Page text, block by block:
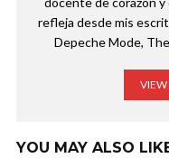
refleja desde mis
Depeche Mode,
VIEW
YOU MAY ALSO